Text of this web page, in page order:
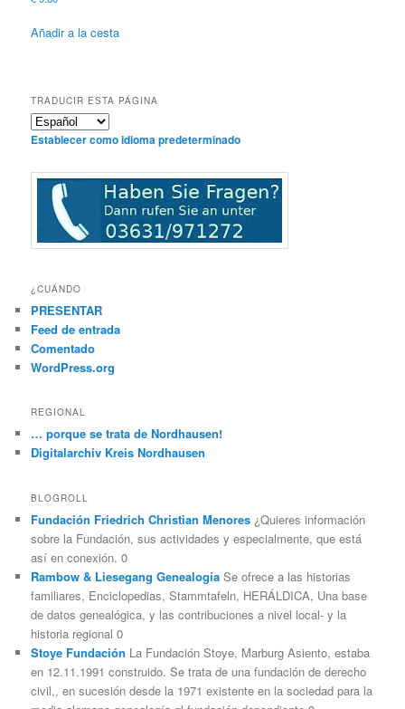
Añadir a la cesta
TRADUCIR ESTA PÁGINA
Establecer como idioma predeterminado
¿CUÁNDO
PRESENTAR
Feed de entrada
Comentado
WordPress.org
REGIONAL
… porque se trata de Nordhausen!
Digitalarchiv Kreis Nordhausen
BLOGROLL
Fundación Friedrich Christian Menores ¿Quieres información
sobre la Fundación, sus actividades y especialmente, que está
así en conexión. 0
Rambow & Liesegang Genealogía Se ofrece a las historias
familiares, Enciclopedias, Stammtafeln, HERÁLDICA, Una base
de datos genealógica, y las contribuciones a nivel local- y la
historia regional 0
Stoye Fundación La Fundación Stoye, Marburg Asiento, estaba
en 12.11.1991 construido. Se trata de una fundación de derecho
civil,, en sucesión desde la 1971 existente en la sociedad para la